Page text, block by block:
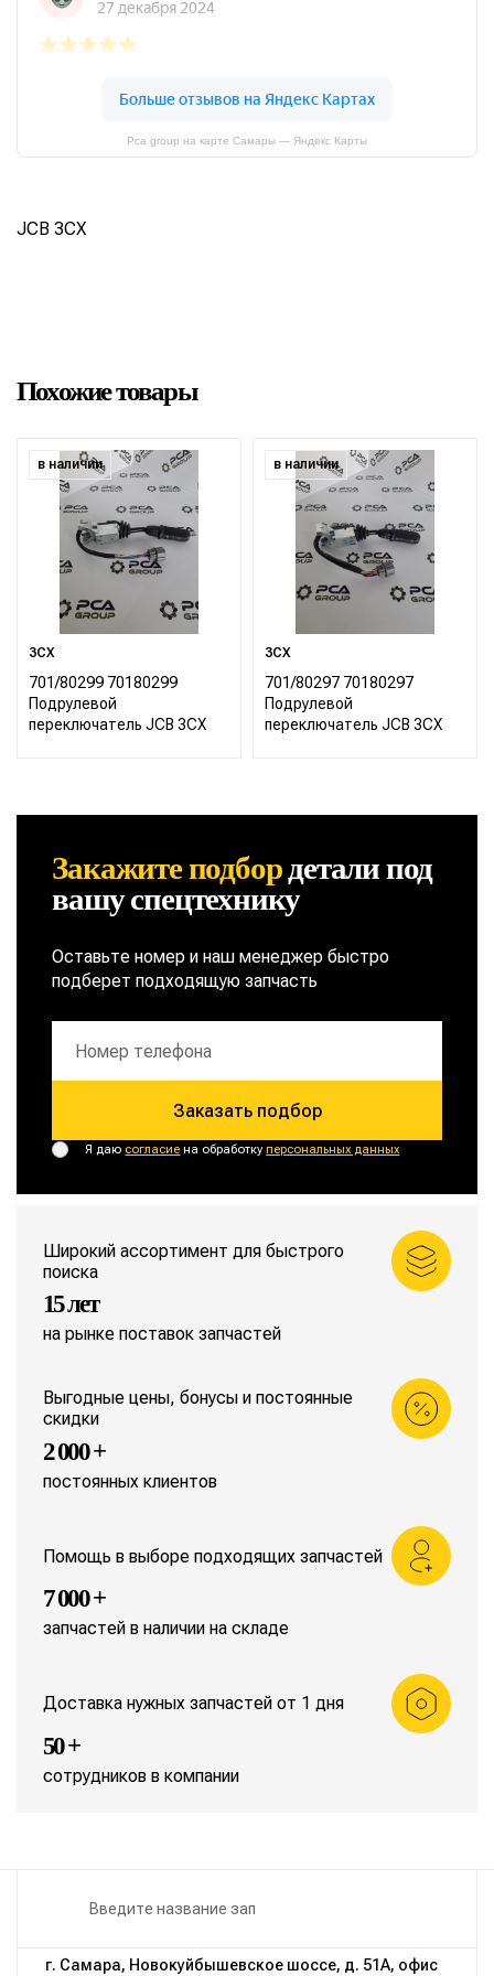
Pca group на карте Самары — Яндекс Карты
JCB 3CX
Похожие товары
в наличии
3CX
701/80299 70180299
Подрулевой
переключатель JCB 3CX
в наличии
3CX
701/80297 70180297
Подрулевой
переключатель JCB 3CX
Закажите подбордеталипод
вашу спецтехнику
Оставьте номер и наш менеджер быстро
подберет подходящую запчасть
Заказать подбор
Я даю согласие на обработкуперсональных данных
Широкий ассортимент для быстрого
поиска
15 лет
на рынке поставок запчастей
Выгодные цены, бонусы и постоянные
скидки
2 000 +
постоянных клиентов
Помощь в выборе подходящих запчастей
7 000 +
запчастей в наличии на складе
Доставка нужных запчастей от 1 дня
50 +
сотрудников в компании
г. Самара, Новокуйбышевское шоссе, д. 51А, офис